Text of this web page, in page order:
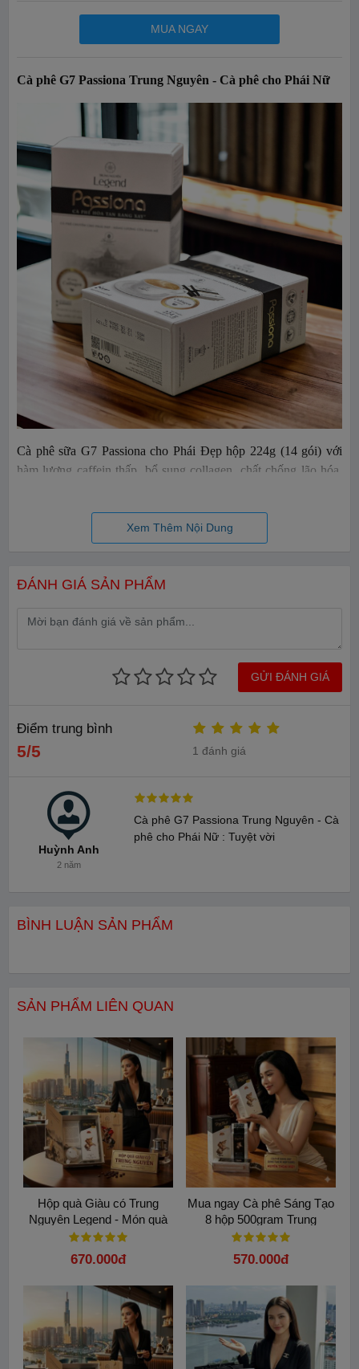
MUA NGAY
Cà phê G7 Passiona Trung Nguyên - Cà phê cho Phái Nữ
Cà phê sữa G7 Passiona cho Phái Đẹp hộp 224g (14 gói) với
hàm lượng caffein thấp, bổ sung collagen, chất chống lão hóa.
cho làn da mỗi ngày.
nhiều thời gian chăm sóc bản thân, gia đình và những người
Xem Thêm Nội Dung
ĐÁNH GIÁ SẢN PHẨM
GỬI ĐÁNH GIÁ
Điểm trung bình
5/5 1 đánh giá
Huỳnh Anh
2 năm
Cà phê G7 Passiona Trung Nguyên - Cà
phê cho Phái Nữ : Tuyệt vời
BÌNH LUẬN SẢN PHẨM
SẢN PHẨM LIÊN QUAN
Hộp quà Giàu có Trung
Nguyên Legend - Món quà
Tỉnh Thức đầy ý nghĩa
670.000đ
Mua ngay Cà phê Sáng Tạo
8 hộp 500gram Trung
Nguyên Legend chính hãng
570.000đ